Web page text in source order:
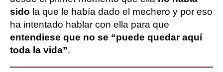
sido la que le había dado el mechero y por eso
ha intentado hablar con ella para que
entendiese que no se “puede quedar aquí
toda la vida”.